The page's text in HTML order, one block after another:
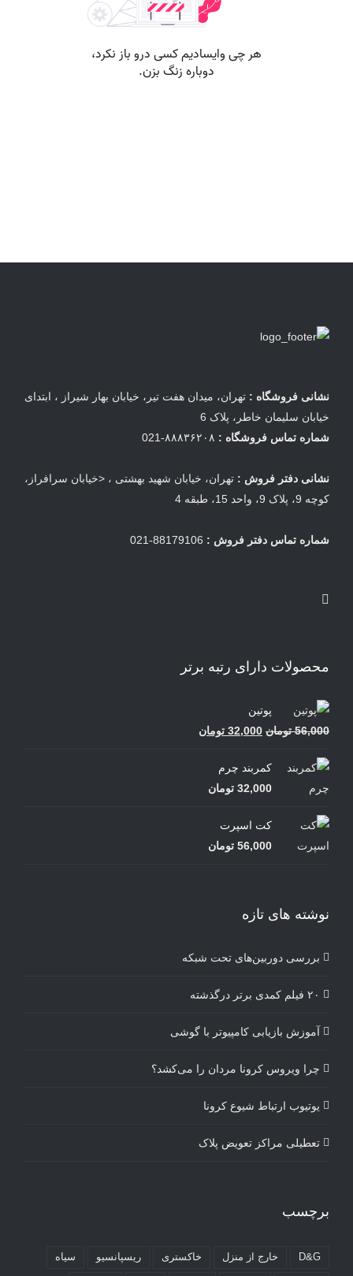
نشانی فروشگاه : تهران، میدان هفت تیر، خیابان بهار شیراز ، ابتدای
خیابان سلیمان خاطر، پلاک 6
شماره تماس فروشگاه :
نشانی دفتر فروش : تهران، خیابان شهید بهشتی ، <خیابان سرافراز،
کوچه 9، پلاک 9، واحد 15، طبقه 4
شماره تماس دفتر فروش :
محصولات دارای رتبه برتر
پوتین
56,000 تومان قیمت
56,000 تومان
بود.
32,000 تومان
کمربند چرم
32,000 تومان
کت اسپرت
56,000 تومان
نوشته های تازه
بررسی دوربین‌های تحت شبکه
۲۰ فیلم کمدی برتر درگذشته
آموزش بازیابی کامپیوتر با گوشی
چرا ویروس کرونا مردان را می‌کشد؟
یوتیوب ارتباط شیوع کرونا
تعطیلی مراکز تعویض پلاک
برچسب
D&G خارج از منزل خاکستری ریسپانسیو سیاه